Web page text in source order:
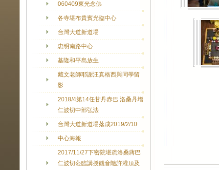
060409東光念佛
各寺堪布貴賓光臨中心
台灣大道新道場
忠明南路中心
基隆和平島放生
藏文老師耶謝汪真格西與同學留
影
2018/4第14任甘丹赤巴 洛桑丹增
仁波切中部弘法
台灣大道新道場落成2019/2/10
中心海報
2017/11/27下密院堪疏洛桑蔣巴
仁波切蒞臨講授觀音隨許灌頂及